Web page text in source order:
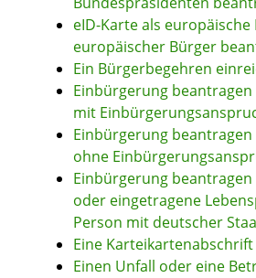
eID-Karte als
europäischer Bürger
Ein Bürgerbegehren
Einbürgerung
mit
Einbürgerung
ohne
Einbürgerung
oder eingetragene
Person mit deutscher
Eine
Einen Unfall oder eine